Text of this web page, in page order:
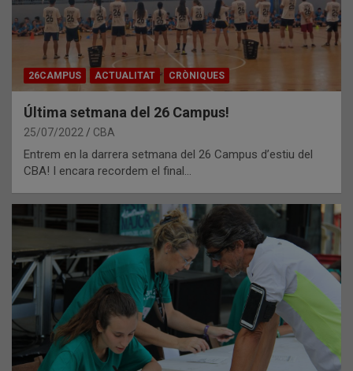
26CAMPUS ACTUALITAT CRÒNIQUES
Última setmana del 26 Campus!
25/07/2022 CBA
Entrem en la darrera setmana del 26 Campus d’estiu del
CBA! I encara recordem el final…